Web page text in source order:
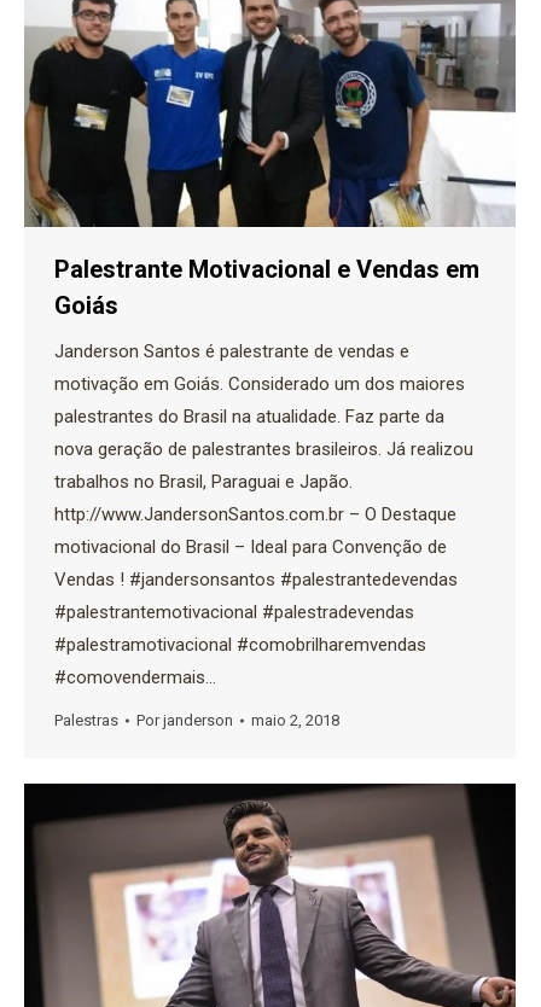
Palestrante Motivacional e Vendas em
Goiás
Janderson Santos é palestrante de vendas e
motivação em Goiás. Considerado um dos maiores
palestrantes do Brasil na atualidade. Faz parte da
nova geração de palestrantes brasileiros. Já realizou
trabalhos no Brasil, Paraguai e Japão.
http://www.JandersonSantos.com.br – O Destaque
motivacional do Brasil – Ideal para Convenção de
Vendas ! #jandersonsantos #palestrantedevendas
#palestrantemotivacional #palestradevendas
#palestramotivacional #comobrilharemvendas
#comovendermais…
Palestras Porjanderson maio 2, 2018